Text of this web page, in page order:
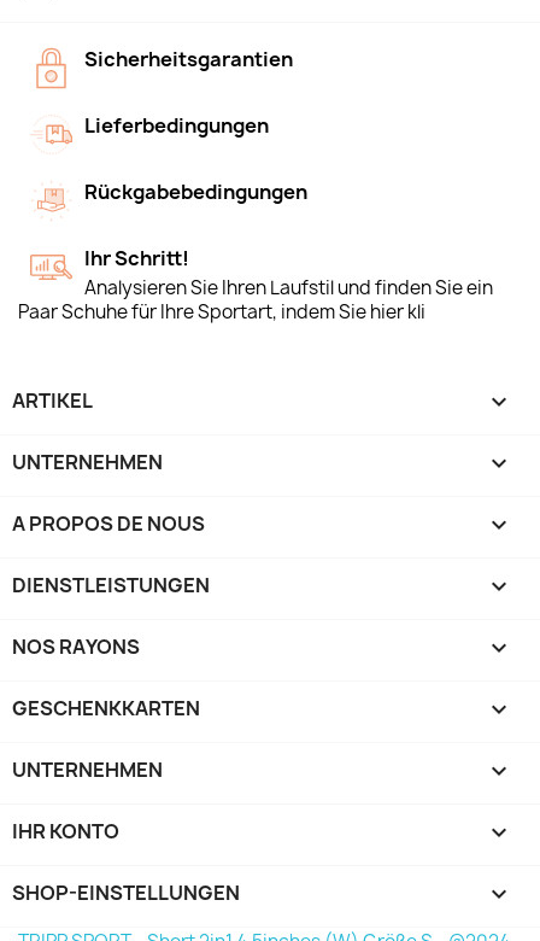
Sicherheitsgarantien
Lieferbedingungen
Rückgabebedingungen
Ihr Schritt!
Analysieren Sie Ihren Laufstil und finden Sie ein
Paar Schuhe für Ihre Sportart, indem Sie hier kli
ARTIKEL 
UNTERNEHMEN 
A PROPOS DE NOUS 
DIENSTLEISTUNGEN 
NOS RAYONS 
GESCHENKKARTEN 
UNTERNEHMEN 
IHR KONTO 
SHOP-EINSTELLUNGEN keyboard_arrow_down